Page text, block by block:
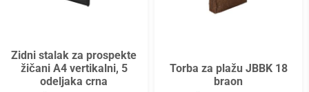
Zidni stalak za prospekte
žičani A4 vertikalni, 5
odeljaka crna
Torba za plažu JBBK 18
braon